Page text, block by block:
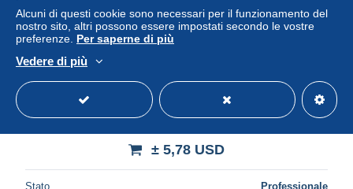
± 5,78 USD
Stato Professionale
Alcuni di questi cookie sono necessari per il funzionamento del
nostro sito, altri possono essere impostati secondo le vostre
preferenze. Per saperne di più
Vedere di più